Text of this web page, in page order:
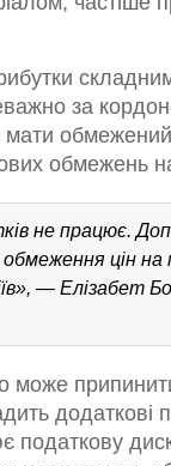
за
обмежень
не працює.
цін
— Елізабет
додаткові
податкову